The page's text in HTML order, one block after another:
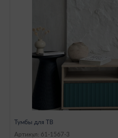
Тумбы для ТВ
Артикул: 61-1567-3